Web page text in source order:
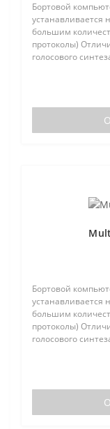
Бортовой
устанавливается
большим
протоколы)
голосового
Бортовой
устанавливается
большим
протоколы)
голосового